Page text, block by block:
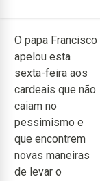
O papa Francisco
apelou esta
sexta-feira aos
cardeais que não
caiam no
pessimismo e
que encontrem
novas maneiras
de levar o